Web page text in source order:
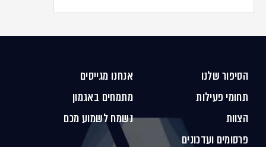
הסיפור שלנו
תחומי פעילות
הצוות
פרסומים ועדכונים
אנחנו מגייסים
מתמחים באגמון
נשמח לשמוע מכם